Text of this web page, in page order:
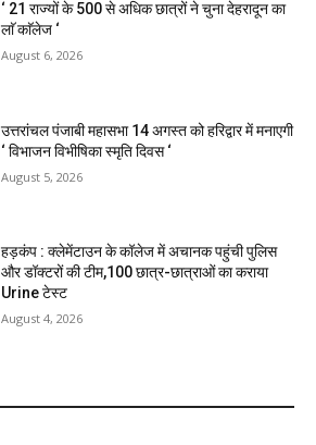
‘ 21 राज्यों के 500 से अधिक छात्रों ने चुना देहरादून का
लाॅ काॅलेज ‘
August 6, 2026
उत्तरांचल पंजाबी महासभा 14 अगस्त को हरिद्वार में मनाएगी
‘ विभाजन विभीषिका स्मृति दिवस ‘
August 5, 2026
हड़कंप : क्लेमेंटाउन के कॉलेज में अचानक पहुंची पुलिस
और डॉक्टरों की टीम,100 छात्र-छात्राओं का कराया
Urine टेस्ट
August 4, 2026